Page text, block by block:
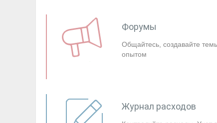
Форумы
Общайтесь, создавайте
опытом
Журнал расходов